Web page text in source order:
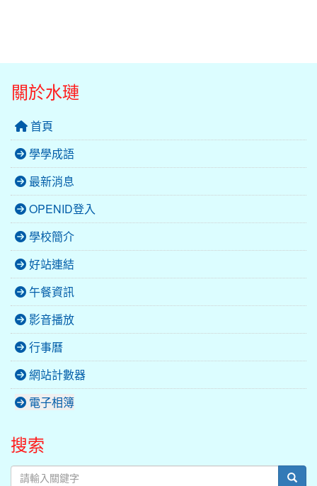
關於水璉
首頁
學學成語
最新消息
OPENID登入
學校簡介
好站連結
午餐資訊
影音播放
行事曆
網站計數器
電子相簿
搜索